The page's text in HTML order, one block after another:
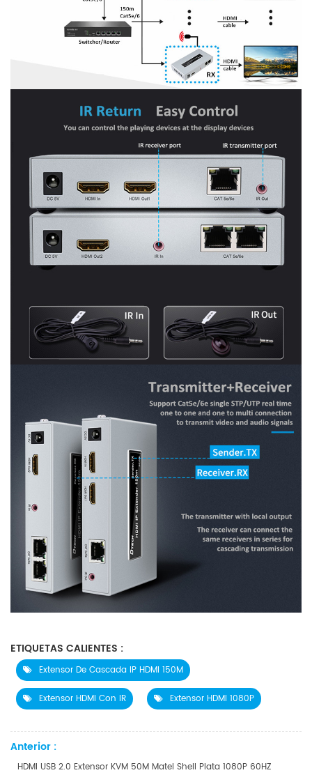
ETIQUETAS CALIENTES :
Extensor De Cascada IP HDMI 150M
Extensor HDMI Con IR Extensor HDMI 1080P
Anterior :
HDMI USB 2.0 Extensor KVM 50M Matel Shell Plata 1080P 60HZ